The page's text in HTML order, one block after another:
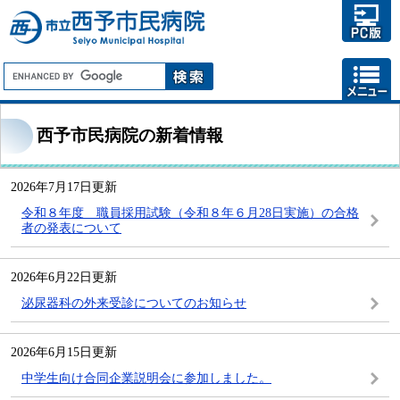
西予市民病院の新着情報
2026年7月17日更新
令和８年度 職員採用試験（令和８年６月28日実施）の合格
者の発表について
2026年6月22日更新
泌尿器科の外来受診についてのお知らせ
2026年6月15日更新
中学生向け合同企業説明会に参加しました。